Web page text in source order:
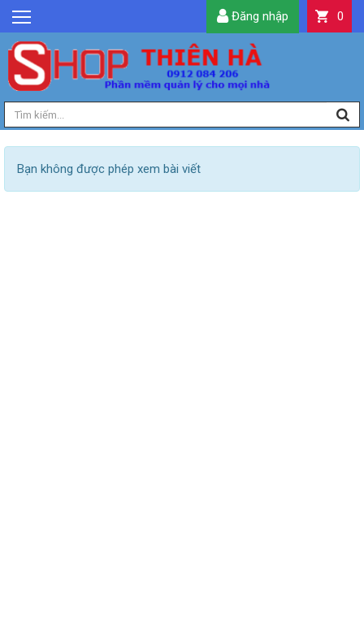
GIỚI THIỆU
TIN TỨC
SẢN PHẨM
DỊCH VỤ
TIỆN ÍCH
0
Đăng nhập
Bạn không được phép xem bài viết